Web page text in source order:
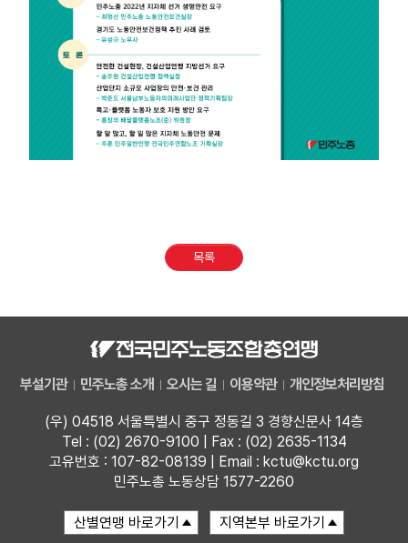
목록
부설기관 민주노총 소개 오시는 길 이용약관 개인정보처리방침
(우) 04518 서울특별시 중구 정동길 3 경향신문사 14층
Tel : (02) 2670-9100 | Fax : (02) 2635-1134
고유번호 : 107-82-08139 | Email : kctu@kctu.org
민주노총 노동상담 1577-2260